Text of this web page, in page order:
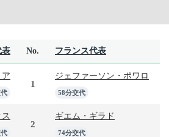
表 No. フランス代表
1
ジェファーソン・ポワロ
58分交代
2
ギエム・ギラド
74分交代